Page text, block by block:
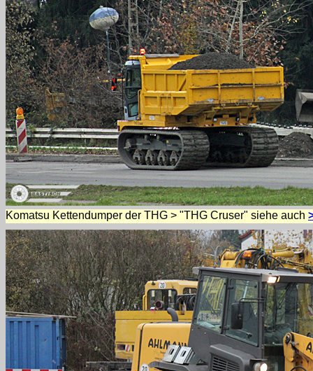
Komatsu Kettendumper der THG > "THG Cruser" siehe auch